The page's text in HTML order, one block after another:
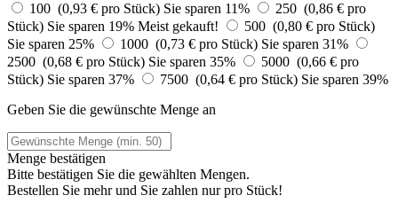
100 (0,93 € pro Stück) Sie sparen 11%
250 (0,86 € pro
Stück) Sie sparen 19% Meist gekauft!
500 (0,80 € pro Stück)
Sie sparen 25%
1000 (0,73 € pro Stück) Sie sparen 31%
2500 (0,68 € pro Stück) Sie sparen 35%
5000 (0,66 € pro
Stück) Sie sparen 37% 7500 (0,64 € pro Stück) Sie sparen 39%
Geben Sie die gewünschte Menge an
Menge bestätigen
Bitte bestätigen Sie die gewählten Mengen.
Bestellen Sie mehr und Sie zahlen nurpro Stück!